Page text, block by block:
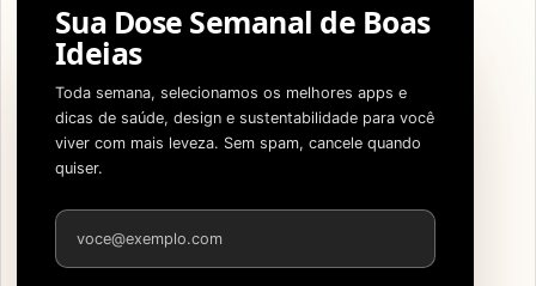
Sua Dose Semanal de Boas
Ideias
Toda semana, selecionamos os melhores apps e
dicas de saúde, design e sustentabilidade para você
viver com mais leveza. Sem spam, cancele quando
quiser.
Endereço de e-mail